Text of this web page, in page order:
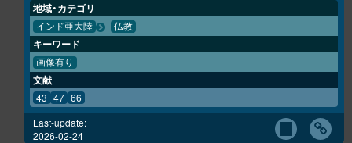
地域・カテゴリ
インド亜大陸 仏教
キーワード
画像有り
文献
43 47 66
Last-update:
2026-02-24